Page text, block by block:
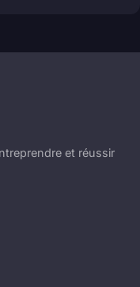
et réussir